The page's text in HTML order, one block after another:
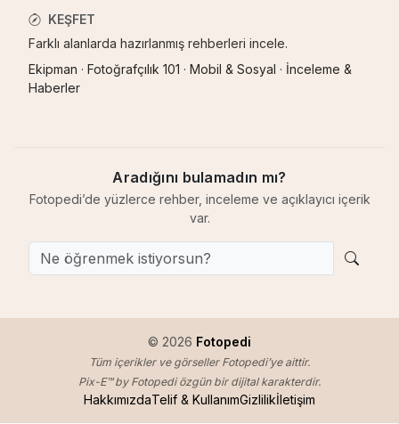
KEŞFET
Farklı alanlarda hazırlanmış rehberleri incele.
Ekipman · Fotoğrafçılık 101 · Mobil & Sosyal · İnceleme &
Haberler
Aradığını bulamadın mı?
Fotopedi’de yüzlerce rehber, inceleme ve açıklayıcı içerik
var.
© 2026 Fotopedi
Tüm içerikler ve görseller Fotopedi’ye aittir.
Pix-E™ by Fotopedi özgün bir dijital karakterdir.
HakkımızdaTelif & KullanımGizlilikİletişim